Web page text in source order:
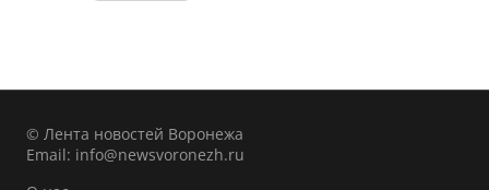
© Лента новостей Воронежа
Email: info@newsvoronezh.ru